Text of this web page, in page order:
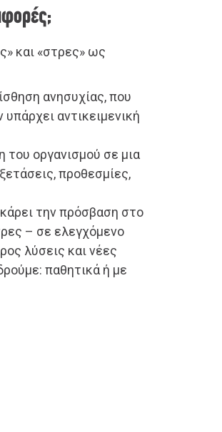
και «στρες» ως
ανησυχίας, που
αντικειμενική
του οργανισμού σε μια
προθεσμίες,
την πρόσβαση στο
– σε ελεγχόμενο
λύσεις και νέες
παθητικά ή με